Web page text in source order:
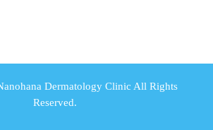
Dermatology Clinic All Rights
Reserved.